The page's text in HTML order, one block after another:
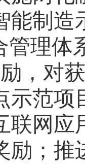
能制造
管理
，对
示范项
联网应
励；